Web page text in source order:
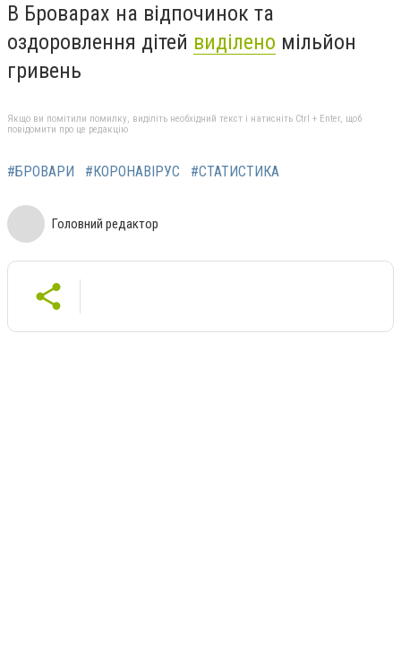
В Броварах на відпочинок та
оздоровлення дітей виділено мільйон
гривень
Якщо ви помітили помилку, виділіть необхідний текст і натисніть Ctrl + Enter, щоб
повідомити про це редакцію
#БРОВАРИ #КОРОНАВІРУС #СТАТИСТИКА
Головний редактор